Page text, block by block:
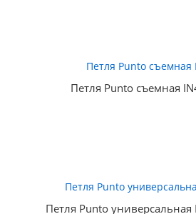
Петля Punto съемная
Петля Punto